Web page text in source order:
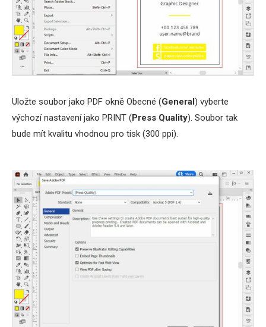
Uložte soubor jako PDF okně Obecné (General) vyberte
výchozí nastavení jako PRINT (Press Quality). Soubor tak
bude mít kvalitu vhodnou pro tisk (300 ppi).